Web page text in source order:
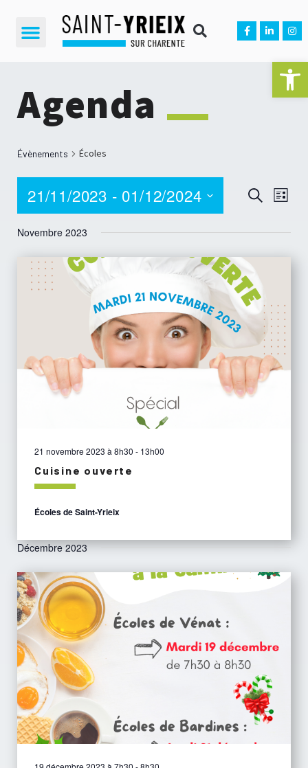
Ouvrir
Agenda
Évènements Écoles
et
de
vues
Recherche
Liste
21/11/2023 - 01/12/2024
Sélectionnez
une
Novembre 2023
21 novembre 2023 à 8h30 - 13h00
Cuisine ouverte
Écoles de Saint-Yrieix
Décembre 2023